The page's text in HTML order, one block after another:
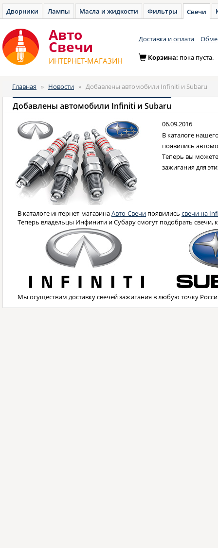
Дворники Лампы Масла и жидкости Фильтры Свечи
Авто
Cвечи
ИНТЕРНЕТ-МАГАЗИН
Доставка и оплата
Корзина: пока пуста.
Главная » Новости » Добавлены автомобили Infiniti и Subaru
Добавлены автомобили Infiniti и Subaru
06.09.2016
В каталоге
появились
Теперь вы
зажигания для
В каталоге интернет-магазинаАвто-Свечи появились свечи на
Теперь владельцы Инфинити и Субару смогут подобрать свечи,
Мы осуществим доставку свечей зажигания в любую точку